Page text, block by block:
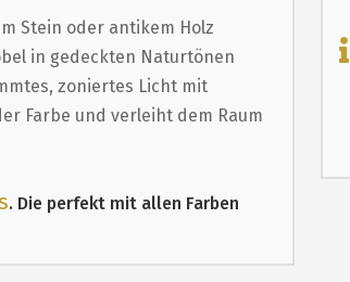
Stein oder antikem Holz
in gedeckten Naturtönen
zoniertes Licht mit
Farbe und verleiht dem Raum
. Die perfekt mit allen Farben